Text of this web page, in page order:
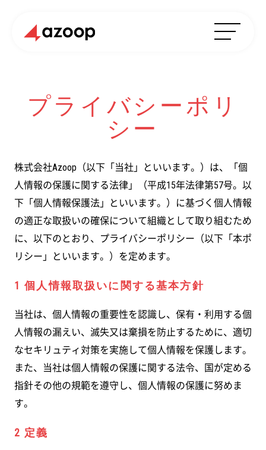
プライバシーポリ
シー
株式会社Azoop（以下「当社」といいます。）は、「個
人情報の保護に関する法律」（平成15年法律第57号。以
下「個人情報保護法」といいます。）に基づく個人情報
の適正な取扱いの確保について組織として取り組むため
に、以下のとおり、プライバシーポリシー（以下「本ポ
リシー」といいます。）を定めます。
1 個人情報取扱いに関する基本方針
当社は、個人情報の重要性を認識し、保有・利用する個
人情報の漏えい、滅失又は棄損を防止するために、適切
なセキリュティ対策を実施して個人情報を保護します。
また、当社は個人情報の保護に関する法令、国が定める
指針その他の規範を遵守し、個人情報の保護に努めま
す。
2 定義